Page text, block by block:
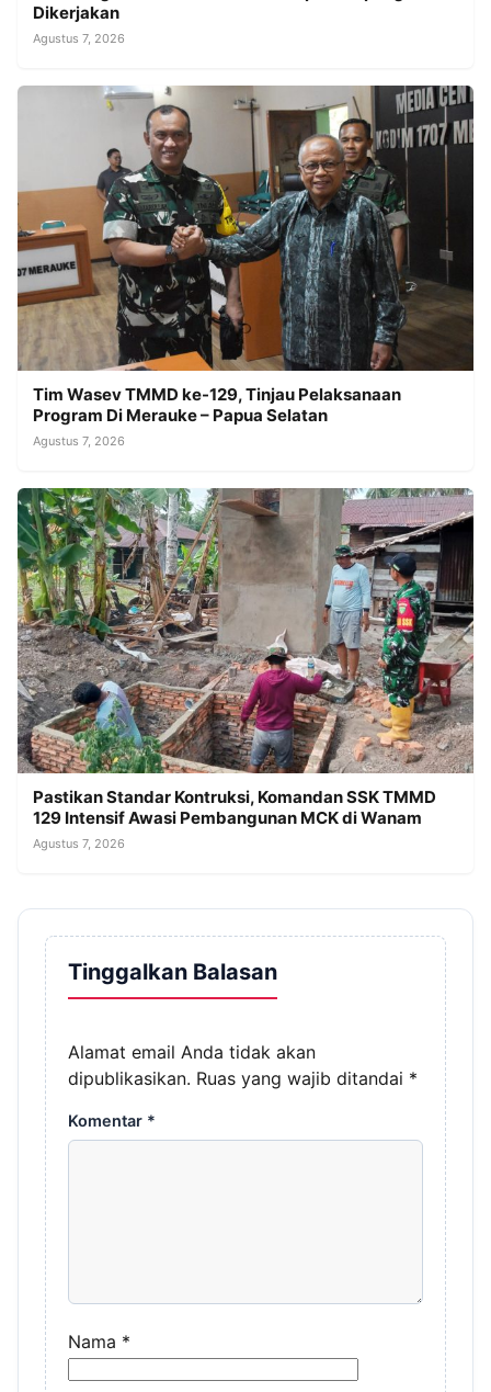
Dikerjakan
Agustus 7, 2026
Tim Wasev TMMD ke-129, Tinjau Pelaksanaan
Program Di Merauke – Papua Selatan
Agustus 7, 2026
Pastikan Standar Kontruksi, Komandan SSK TMMD
129 Intensif Awasi Pembangunan MCK di Wanam
Agustus 7, 2026
Tinggalkan Balasan
Alamat email Anda tidak akan
dipublikasikan. Ruas yang wajib ditandai *
Komentar *
Nama *